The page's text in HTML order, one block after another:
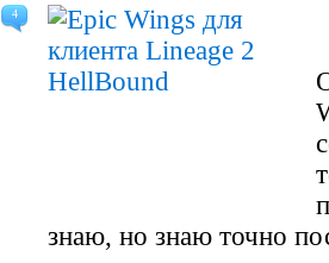
4
знаю, но знаю точно